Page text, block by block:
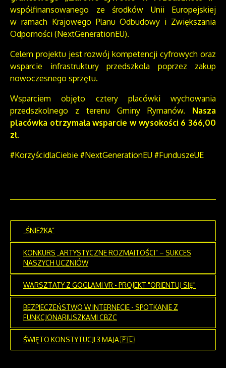
współfinansowanego ze środków Unii Europejskiej
w ramach Krajowego Planu Odbudowy i Zwiększania
Odporności (NextGenerationEU).
Celem projektu jest rozwój kompetencji cyfrowych oraz
wsparcie infrastruktury przedszkola poprzez zakup
nowoczesnego sprzętu.
Wsparciem objęto cztery placówki wychowania
przedszkolnego z terenu Gminy Rymanów. Nasza
placówka otrzymała wsparcie w wysokości 6 366,00
zł.
#KorzyścidlaCiebie #NextGenerationEU #FunduszeUE
„ŚNIEŻKA”
KONKURS „ARTYSTYCZNE ROZMAITOŚCI” – SUKCES
NASZYCH UCZNIÓW
WARSZTATY Z GOGLAMI VR - PROJEKT "ORIENTUJ SIĘ"
BEZPIECZEŃSTWO W INTERNECIE - SPOTKANIE Z
FUNKCJONARIUSZKAMI CBZC
ŚWIĘTO KONSTYTUCJI 3 MAJA 🇵🇱